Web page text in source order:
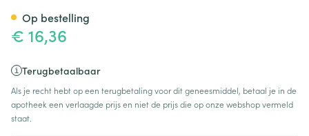
€ 16,36
Terugbetaalbaar
Als je recht hebt op een terugbetaling voor dit geneesmiddel, betaal je in de
apotheek een verlaagde prijs en niet de prijs die op onze webshop vermeld
staat.
Op bestelling